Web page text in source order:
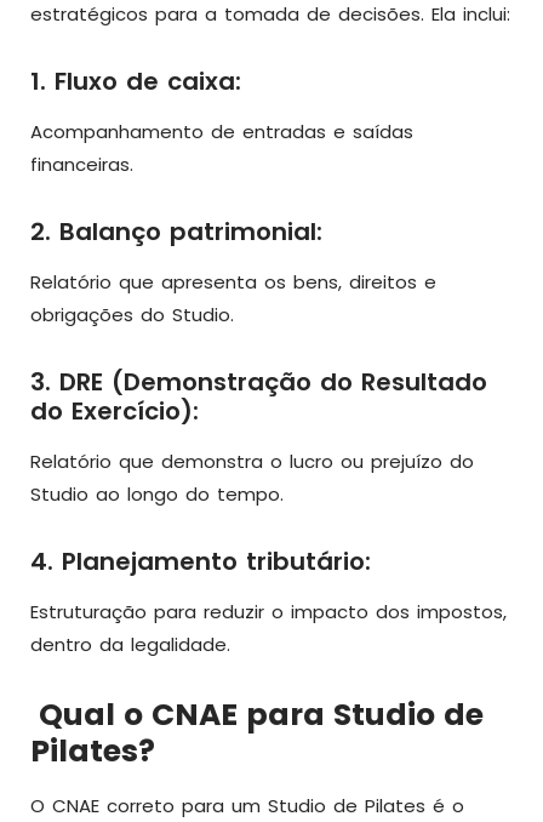
estratégicos para a tomada de decisões. Ela inclui:
1. Fluxo de caixa:
Acompanhamento de entradas e saídas
financeiras.
2. Balanço patrimonial:
Relatório que apresenta os bens, direitos e
obrigações do Studio.
3. DRE (Demonstração do Resultado
do Exercício):
Relatório que demonstra o lucro ou prejuízo do
Studio ao longo do tempo.
4. Planejamento tributário:
Estruturação para reduzir o impacto dos impostos,
dentro da legalidade.
Qual o CNAE para Studio de
Pilates?
O CNAE correto para um Studio de Pilates é o